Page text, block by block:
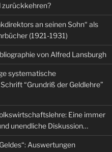
zurückkehren?
an seinen Sohn“ als
(1921-1931)
von Alfred Lansburgh
systematische
“Grundriß der Geldlehre”
Eine immer
unendliche Diskussion…
Auswertungen